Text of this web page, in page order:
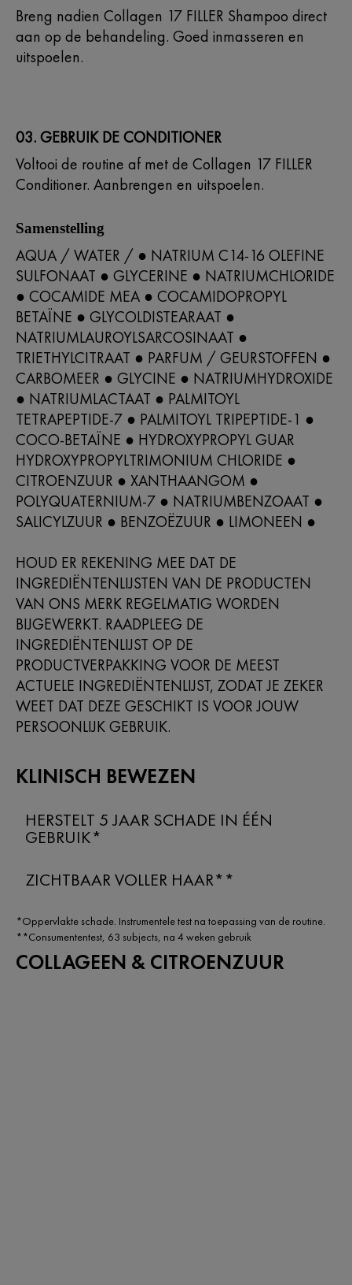
Breng nadien Collagen 17 FILLER Shampoo direct
aan op de behandeling. Goed inmasseren en
uitspoelen.
03. GEBRUIK DE CONDITIONER
Voltooi de routine af met de Collagen 17 FILLER
Conditioner. Aanbrengen en uitspoelen.
Samenstelling
AQUA / WATER / ● NATRIUM C14-16 OLEFINE
SULFONAAT ● GLYCERINE ● NATRIUMCHLORIDE
● COCAMIDE MEA ● COCAMIDOPROPYL
BETAÏNE ● GLYCOLDISTEARAAT ●
NATRIUMLAUROYLSARCOSINAAT ●
TRIETHYLCITRAAT ● PARFUM / GEURSTOFFEN ●
CARBOMEER ● GLYCINE ● NATRIUMHYDROXIDE
● NATRIUMLACTAAT ● PALMITOYL
TETRAPEPTIDE-7 ● PALMITOYL TRIPEPTIDE-1 ●
COCO-BETAÏNE ● HYDROXYPROPYL GUAR
HYDROXYPROPYLTRIMONIUM CHLORIDE ●
CITROENZUUR ● XANTHAANGOM ●
POLYQUATERNIUM-7 ● NATRIUMBENZOAAT ●
SALICYLZUUR ● BENZOËZUUR ● LIMONEEN ●
HOUD ER REKENING MEE DAT DE
INGREDIËNTENLIJSTEN VAN DE PRODUCTEN
VAN ONS MERK REGELMATIG WORDEN
BIJGEWERKT. RAADPLEEG DE
INGREDIËNTENLIJST OP DE
PRODUCTVERPAKKING VOOR DE MEEST
ACTUELE INGREDIËNTENLIJST, ZODAT JE ZEKER
WEET DAT DEZE GESCHIKT IS VOOR JOUW
PERSOONLIJK GEBRUIK.
KLINISCH BEWEZEN
HERSTELT 5 JAAR SCHADE IN ÉÉN
GEBRUIK*
ZICHTBAAR VOLLER HAAR**
*Oppervlakte schade. Instrumentele test na toepassing van de routine.
**Consumententest, 63 subjects, na 4 weken gebruik
COLLAGEEN & CITROENZUUR